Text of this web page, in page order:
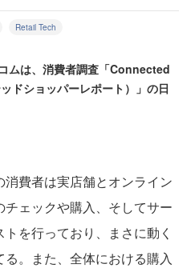
Retail Tech
ムは、消費者調査「Connected
ドショッパーレポート）」の日
費者は実店舗とオンライン
ェックや購入、そしてサー
を行っており、まさに動く
。また、全体における購入